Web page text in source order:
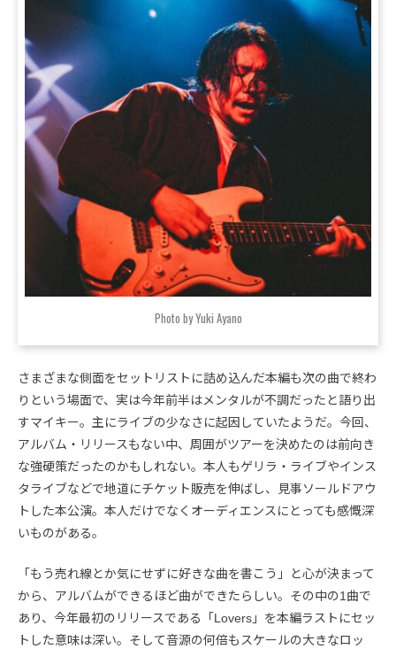
Photo by Yuki Ayano
さまざまな側面をセットリストに詰め込んだ本編も次の曲で終わ
りという場面で、実は今年前半はメンタルが不調だったと語り出
すマイキー。主にライブの少なさに起因していたようだ。今回、
アルバム・リリースもない中、周囲がツアーを決めたのは前向き
な強硬策だったのかもしれない。本人もゲリラ・ライブやインス
タライブなどで地道にチケット販売を伸ばし、見事ソールドアウ
トした本公演。本人だけでなくオーディエンスにとっても感慨深
いものがある。
「もう売れ線とか気にせずに好きな曲を書こう」と心が決まって
から、アルバムができるほど曲ができたらしい。その中の1曲で
あり、今年最初のリリースである「Lovers」を本編ラストにセッ
トした意味は深い。そして音源の何倍もスケールの大きなロッ